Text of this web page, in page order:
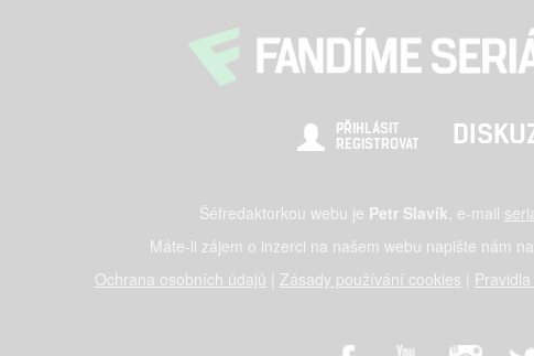
PŘIHLÁSIT
REGISTROVAT
Šéfredaktorkou webu je Petr Slavík, e-mail
Máte-li zájem o inzerci na našem webu napište nám
Ochrana osobních údajů
Zásady používání cookies